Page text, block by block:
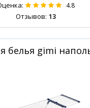
4.8
Отзывов: 13
белья gimi